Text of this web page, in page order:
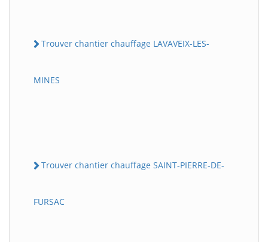
Trouver chantier chauffage LAVAVEIX-LES-
MINES
Trouver chantier chauffage SAINT-PIERRE-DE-
FURSAC